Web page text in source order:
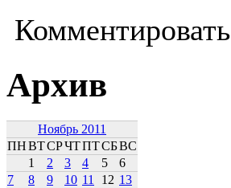
Комментировать
Архив
Ноябрь 2011
ПНВТСРЧТПТСБВС
1
2 3 4 5
6
7
8 9 10 11 12 13